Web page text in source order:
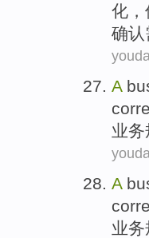
化，
确认
A
业务
A
业务